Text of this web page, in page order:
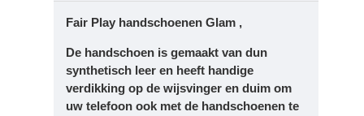
Fair Play handschoenen Glam ,
De handschoen is gemaakt van dun
synthetisch leer en heeft handige
verdikking op de wijsvinger en duim om
uw telefoon ook met de handschoenen te